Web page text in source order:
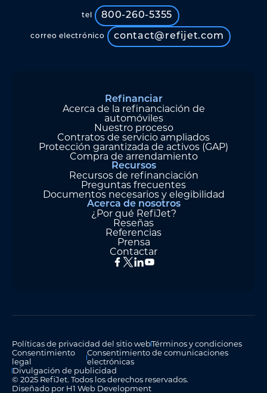
tel 800-260-5355
correo electrónico contact@refijet.com
Refinanciar
Acerca de la refinanciación de
automóviles
Nuestro proceso
Contratos de servicio ampliados
Protección garantizada de activos (GAP)
Compra de arrendamiento
Recursos
Recursos de refinanciación
Preguntas frecuentes
Documentos necesarios y elegibilidad
Acerca de nosotros
¿Por qué RefiJet?
Reseñas
Referencias
Prensa
Contactar
© 2025 RefiJet. Todos los derechos reservados.
Diseñado por H1 Web Development
Políticas de privacidad del sitio webTérminos y condiciones
Consentimiento
legal
Consentimiento de comunicaciones
electrónicas
Divulgación de publicidad